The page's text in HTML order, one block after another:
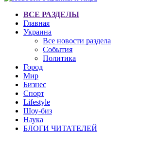
ВСЕ РАЗДЕЛЫ
Главная
Украина
Все новости раздела
События
Политика
Город
Мир
Бизнес
Спорт
Lifestyle
Шоу-биз
Наука
БЛОГИ ЧИТАТЕЛЕЙ